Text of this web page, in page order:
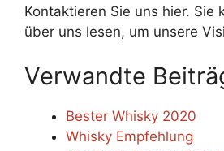
Kontaktieren Sie uns hier. Sie
über uns lesen, um unsere
Verwandte
Bester Whisky 2020
Whisky Empfehlung